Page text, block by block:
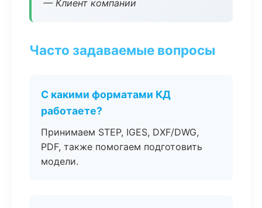
— Клиент компании
Часто задаваемые вопросы
С какими форматами КД
работаете?
Принимаем STEP, IGES, DXF/DWG,
PDF, также помогаем подготовить
модели.